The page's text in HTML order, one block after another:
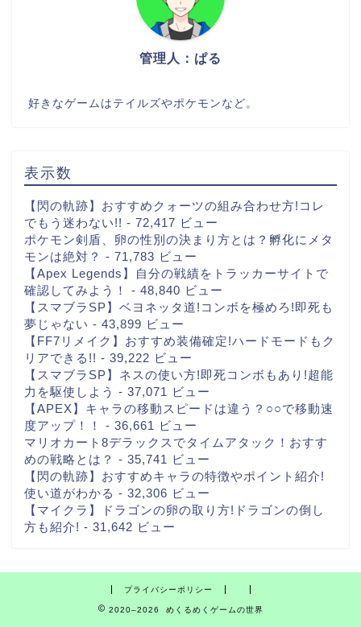
管理人：ぱる
好きなゲームはテイルズやポケモンなど。
表示数
【閃の軌跡】おすすめクォーツの組み合わせ方!コレ
でもう迷わない!! - 72,417 ビュー
ポケモン剣盾、卵の性別の決まり方とは？孵化にメタ
モンは絶対？ - 71,783 ビュー
【Apex Legends】自分の戦績をトラッカーサイトで
確認してみよう！
- 48,840 ビュー
【スマブラSP】ベヨネッタ道!コンボを極めろ!即死も
夢じゃない - 43,899 ビュー
【FF7リメイク】おすすめ装備確定!ハードモードもク
リアできる!! - 39,222 ビュー
【スマブラSP】ネスの使い方!即死コンボもあり!超能
力を駆使しよう - 37,071 ビュー
【APEX】キャラの移動スピードは違う？○○で移動速
度アップ！！
- 36,661 ビュー
マリオカート8デラックスでタイムアタック！おすす
めの戦略とは？ - 35,741 ビュー
【閃の軌跡】おすすめキャラの特徴やポイント紹介!
使い道がわかる - 32,306 ビュー
【マイクラ】ドラゴンの卵の取り方!ドラゴンの倒し
方も紹介! - 31,642 ビュー
プライバシーポリシー
2020–2026 めくるめくゲームの世界